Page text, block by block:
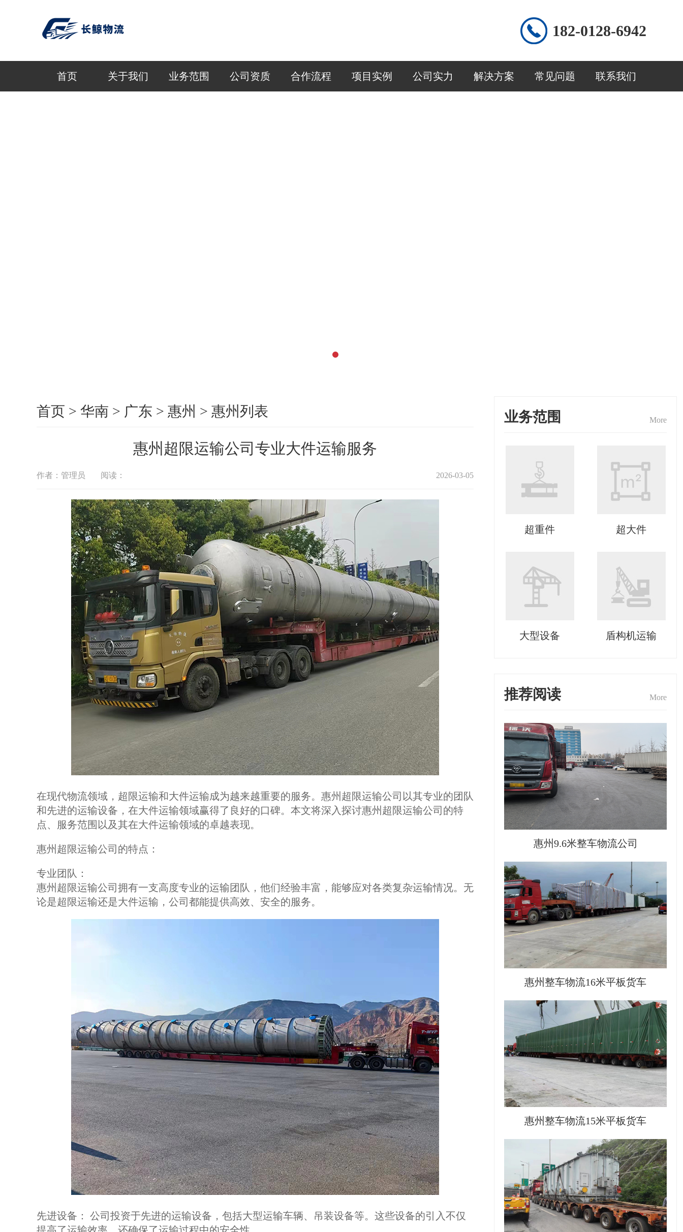
182-0128-6942
首页 关于我们 业务范围 公司资质 合作流程 项目实例 公司实力 解决方案 常见问题 联系我们
首页 > 华南 > 广东 > 惠州 > 惠州列表
惠州超限运输公司专业大件运输服务
作者：管理员 阅读： 2026-03-05
在现代物流领域，超限运输和大件运输成为越来越重要的服务。惠州超限运输公司以其专业的团队
和先进的运输设备，在大件运输领域赢得了良好的口碑。本文将深入探讨惠州超限运输公司的特
点、服务范围以及其在大件运输领域的卓越表现。
惠州超限运输公司的特点：
专业团队：
惠州超限运输公司拥有一支高度专业的运输团队，他们经验丰富，能够应对各类复杂运输情况。无
论是超限运输还是大件运输，公司都能提供高效、安全的服务。
先进设备： 公司投资于先进的运输设备，包括大型运输车辆、吊装设备等。这些设备的引入不仅
业务范围 More
超重件 超大件
大型设备 盾构机运输
推荐阅读 More
惠州9.6米整车物流公司
惠州整车物流16米平板货车
惠州整车物流15米平板货车